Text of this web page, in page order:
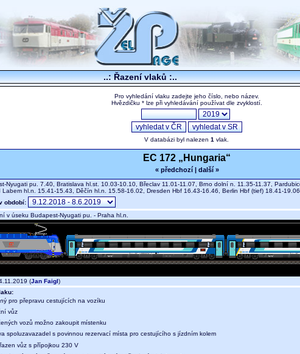
..: Řazení vlaků :..
Pro vyhledání vlaku zadejte jeho číslo, nebo název.
Hvězdičku * lze při vyhledávání používat dle zvyklostí.
V databázi byl nalezen 1 vlak.
EC 172 „Hungaria“
« předchozí| další »
Nyugati pu. 7.40, Bratislava hl.st. 10.03-10.10, Břeclav 11.01-11.07, Brno dolní n. 11.35-11.37,
Labem hl.n. 15.41-15.43, Děčín hl.n. 15.58-16.02, Dresden Hbf 16.43-16.46, Berlin Hbf (tief) 18.41-
období:
v úseku Budapest-Nyugati pu. - Praha hl.n.
(Jan Faigl)
pro přepravu cestujících na vozíku
vůz
vozů možno zakoupit místenku
spoluzavazadel s povinnou rezervací místa pro cestujícího s jízdním kolem
vůz s přípojkou 230 V